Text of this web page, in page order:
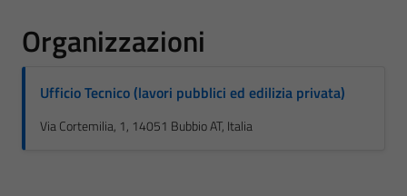
Organizzazioni
Ufficio Tecnico (lavori pubblici ed edilizia privata)
Via Cortemilia, 1, 14051 Bubbio AT, Italia